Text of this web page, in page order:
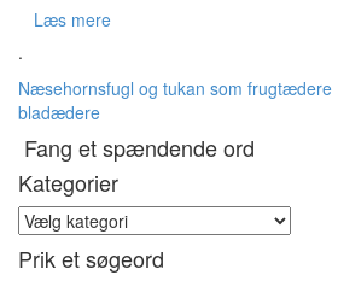
Læs mere
.
Næsehornsfugl og tukan som frugtædere
bladædere
Fang et spændende ord
Kategorier
Kategorier
Prik et søgeord